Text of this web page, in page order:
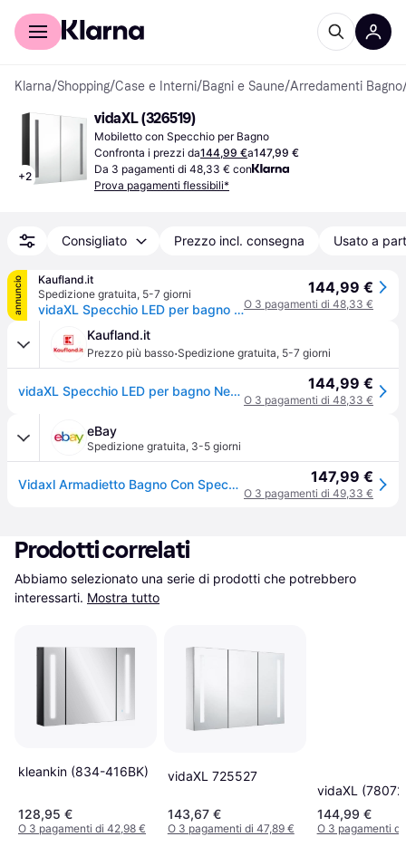
Per il tuo shopping
Klarna/Shopping/Case e Interni/Bagni e Saune/Arredamenti Bagno
+2
vidaXL (326519)
Mobiletto con Specchio per Bagno
Confronta i prezzi da144,99 €a147,99 €
Da 3 pagamenti di 48,33 € con
Prova pagamenti flessibili*
Consigliato Prezzo incl. consegna Usato a
annuncio
Kaufland.it
Spedizione gratuita, 5-7 giorni
vidaXL Specchio LED per bagno Nero lucido 62x14x60 cm
144,99 €
O 3 pagamenti di 48,33 €
Kaufland.it
Prezzo più basso·Spedizione gratuita, 5-7 giorni
vidaXL Specchio LED per bagno Nero lucido 62x14x60 cm 144,99 €
O 3 pagamenti di 48,33 €
eBay
Spedizione gratuita, 3-5 giorni
Vidaxl Armadietto Bagno Con Specchio E Led Nero Lucido 62x14x60 Cm 147,99 €
O 3 pagamenti di 49,33 €
Prodotti correlati
Abbiamo selezionato una serie di prodotti che potrebbero
interessarti. Mostra tutto
kleankin (834-416BK)
128,95 €
O 3 pagamenti di 42,98 €
vidaXL 725527
143,67 €
O 3 pagamenti di 47,89 €
vidaXL
144,99 €
O 3 pagamenti